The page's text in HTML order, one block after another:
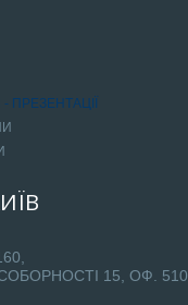
ПРЕЗЕНТАЦІЇ
15, ОФ. 510